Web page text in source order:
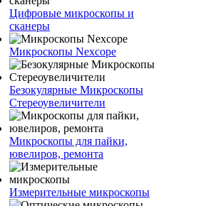
Цифровые микроскопы и
сканеры
Микроскопы Nexcope
Безокулярные Микроскопы
Стереоувеличители
Микроскопы для пайки,
ювелиров, ремонта
Измерительные микроскопы